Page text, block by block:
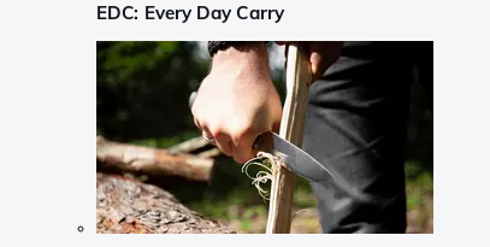
EDC: Every Day Carry